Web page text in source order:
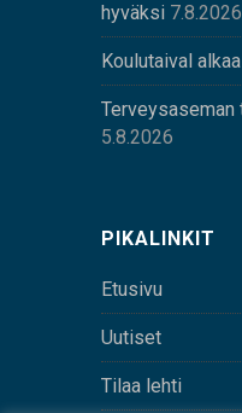
hyväksi 7.8.2026
Koulutaival
5.8.2026
PIKALINKIT
Etusivu
Uutiset
Tilaa lehti